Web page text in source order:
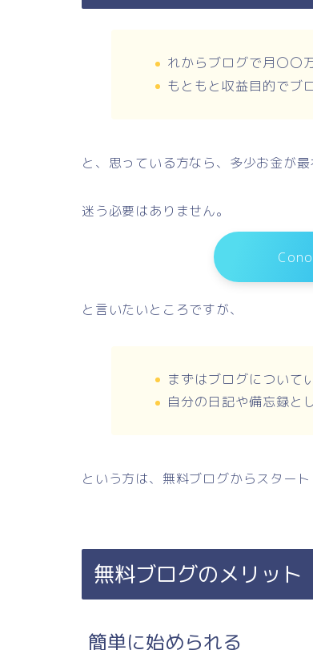
れからブログで月〇〇
もともと収益目的でブ
と、思っている方なら、多少お金が
迷う必要はありません。
と言いたいところですが、
まずはブログについて
自分の日記や備忘録と
という方は、無料ブログからスター
無料ブログのメリット
簡単に始められる